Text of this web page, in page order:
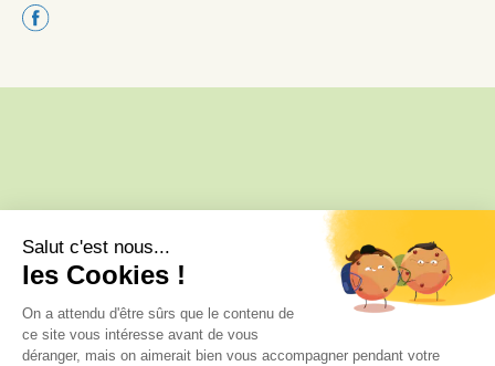
34 C, 34 Rue des Anciennes Salines,
17370 Le Grand-Village-Plage, France